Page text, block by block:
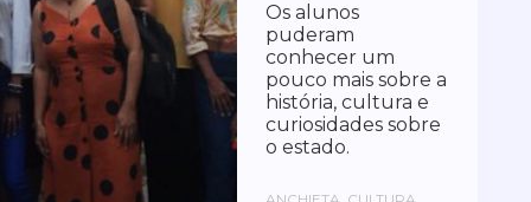
Os alunos
puderam
conhecer um
pouco mais sobre a
história, cultura e
curiosidades sobre
o estado.